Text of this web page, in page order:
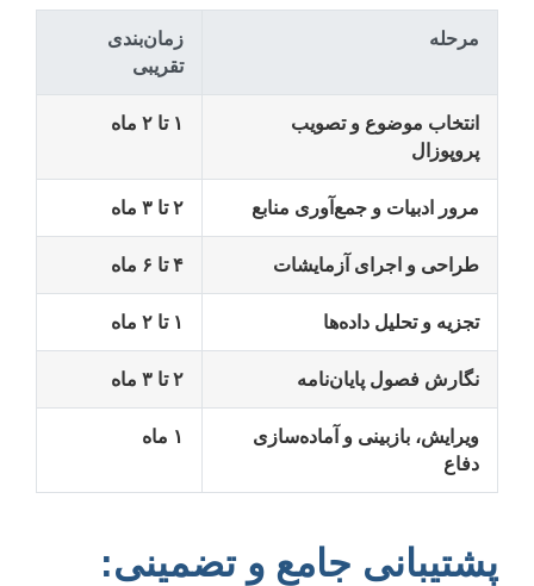
مرحله
زمان‌بندی
تقریبی
انتخاب موضوع و تصویب
پروپوزال
۱ تا ۲ ماه
مرور ادبیات و جمع‌آوری منابع ۲ تا ۳ ماه
طراحی و اجرای آزمایشات ۴ تا ۶ ماه
تجزیه و تحلیل داده‌ها ۱ تا ۲ ماه
نگارش فصول پایان‌نامه ۲ تا ۳ ماه
ویرایش، بازبینی و آماده‌سازی
دفاع
۱ ماه
پشتیبانی جامع و تضمینی: